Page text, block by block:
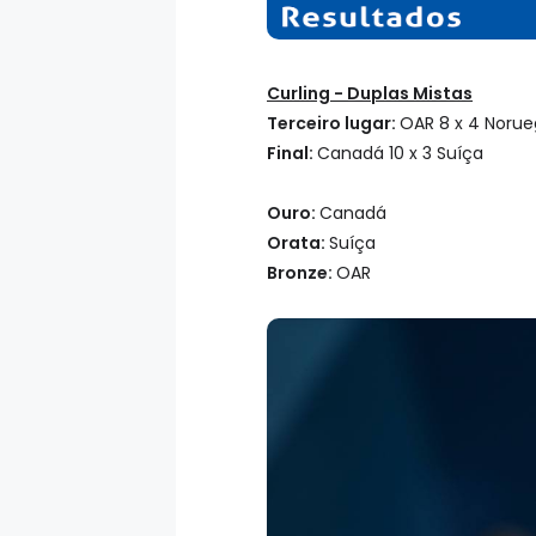
Curling - Duplas Mistas
Terceiro lugar: OAR 8 x 4
Final: Canadá 10 x 3 Suíça
Ouro: Canadá
Orata: Suíça
Bronze: OAR